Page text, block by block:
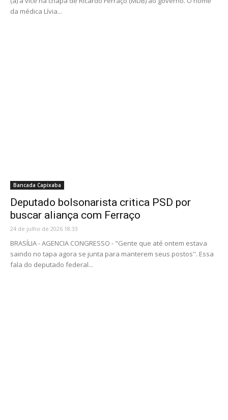
da médica Lívia...
Bancada Capixaba
Deputado bolsonarista critica PSD por
buscar aliança com Ferraço
24 de julho de 2026 18:33
BRASÍLIA - AGENCIA CONGRESSO - "Gente que até ontem estava
saindo no tapa agora se junta para manterem seus postos''. Essa
fala do deputado federal...